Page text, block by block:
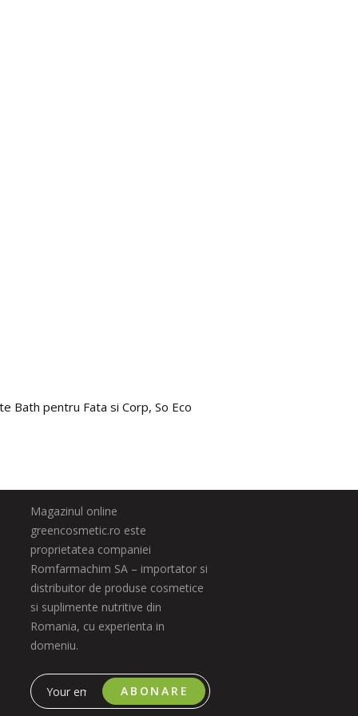
Bath pentru Fata si Corp, So Eco
Magazinul online
greencosmetic.ro este
proprietatea companiei
Romfarmachim SA – importator si
distribuitor de produse cosmetice
si suplimente nutritive din
Romania, cu experienta in
domeniu.
ABONARE